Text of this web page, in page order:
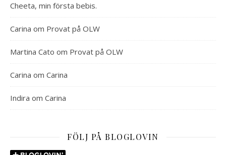
Cheeta, min första bebis.
Carina om Provat på OLW
Martina Cato om Provat på OLW
Carina om Carina
Indira om Carina
FÖLJ PÅ BLOGLOVIN